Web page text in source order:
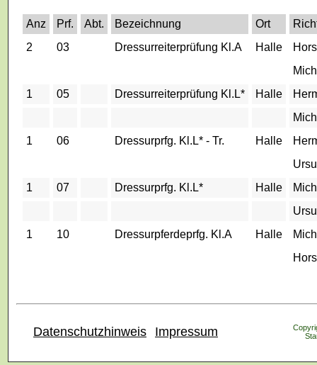
Anz Prf. Abt. Bezeichnung Ort
2
03 Dressurreiterprüfung Kl.A Halle
1
05 Dressurreiterprüfung Kl.L* Halle
1
06 Dressurprfg. Kl.L* - Tr. Halle
1
07 Dressurprfg. Kl.L* Halle
1
10 Dressurpferdeprfg. Kl.A Halle
Datenschutzhinweis Impressum